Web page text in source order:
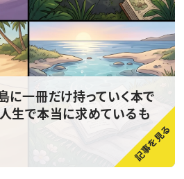
に一冊だけ持っていく本で
生で本当に求めているも